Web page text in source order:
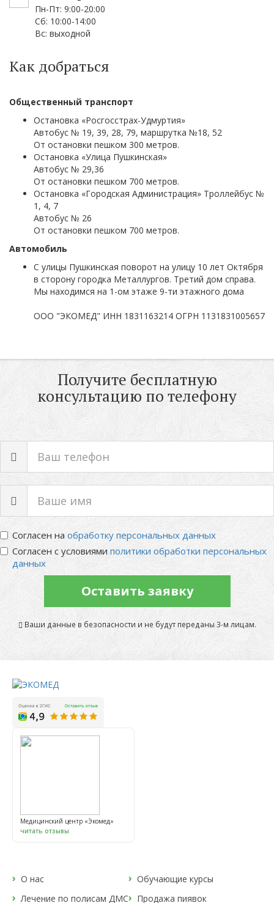
Пн-Пт: 9:00-20:00
Сб: 10:00-14:00
Вс: выходной
Как добраться
Общественный транспорт
Остановка «Росгосстрах-Удмуртия»
Автобус № 19, 39, 28, 79, маршрутка №18, 52
От остановки пешком 300 метров.
Остановка «Улица Пушкинская»
Автобус № 29,36
От остановки пешком 700 метров.
Остановка «Городская Администрация» Троллейбус №
1, 4, 7
Автобус № 26
От остановки пешком 700 метров.
Автомобиль
С улицы Пушкинская поворот на улицу 10 лет Октября
в сторону городка Металлургов. Третий дом справа.
Мы находимся на 1-ом этаже 9-ти этажного дома
ООО "ЭКОМЕД" ИНН 1831163214 ОГРН 1131831005657
Получите бесплатную
консультацию по телефону
Согласен на обработку персональных данных
Согласен с условиями политики обработки персональных
данных
Оставить заявку
Ваши данные в безопасности и не будут переданы 3-м лицам.
Медицинский центр «Экомед»
читать отзывы
О нас
Лечение по полисам ДМС
Обучающие курсы
Продажа пиявок